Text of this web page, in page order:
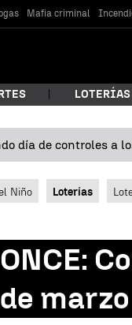
Mafia criminal
¿Qué
LOTERÍAS
día de controles a
Niño Loterías